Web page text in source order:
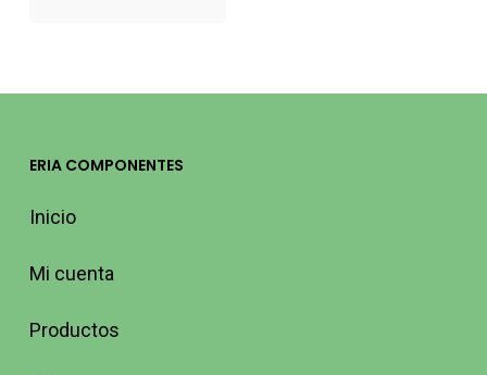
ERIA COMPONENTES
Inicio
Mi cuenta
Productos